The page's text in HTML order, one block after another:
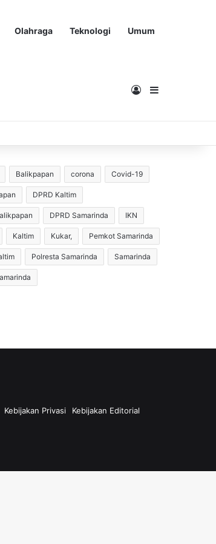
Olahraga Teknologi Umum
Masuk
Balikpapan corona Covid-19
DPRD Kaltim
DPRD Samarinda IKN
Kaltim Kukar, Pemkot Samarinda
Polresta Samarinda Samarinda
Kebijakan Privasi
Kebijakan Editorial